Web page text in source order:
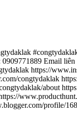
Email
https://
congtydaklak
about
profile/